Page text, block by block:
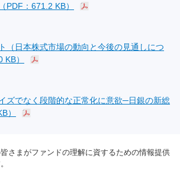
PDF：671.2 KB）
（日本株式市場の動向と今後の見通しにつ
）
ズでなく段階的な正常化に意欲─日銀の新総
）
さまがファンドの理解に資するための情報提供